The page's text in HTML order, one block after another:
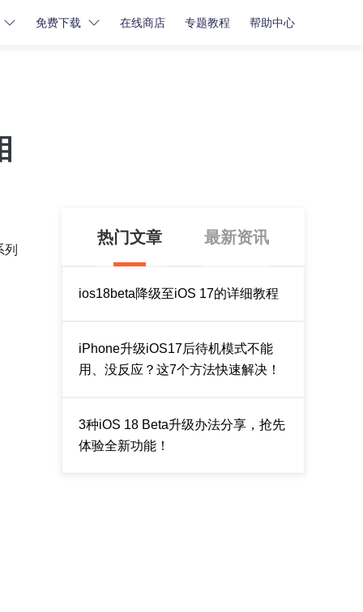
免费下载 在线商店 专题教程 帮助中心
热门文章 最新资讯
ios18beta降级至iOS 17的详细教程
iPhone升级iOS17后待机模式不能
用、没反应？这7个方法快速解决！
3种iOS 18 Beta升级办法分享，抢先
体验全新功能！